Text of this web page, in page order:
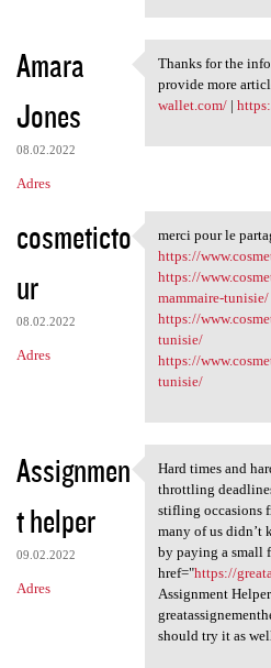
Amara
Jones
08.02.2022
Adres
Thanks for
Thanks for the
provide more
wallet.com/|
cosmeticto
ur
08.02.2022
Adres
merci pour le
merci pour le
https://
https://
mammaire-tunisie/
https://
tunisie/
https://
tunisie/
Assignmen
t helper
09.02.2022
Adres
Hard times
Hard times and
throttling
stifling occasions
many of us didn’t
by paying a small
href="https://
Assignment
should try it as